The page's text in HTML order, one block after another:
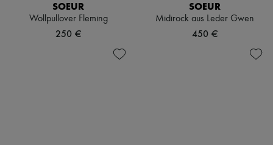
SOEUR
Wollpullover Fleming
250 €
SOEUR
Midirock aus Leder Gwen
450 €